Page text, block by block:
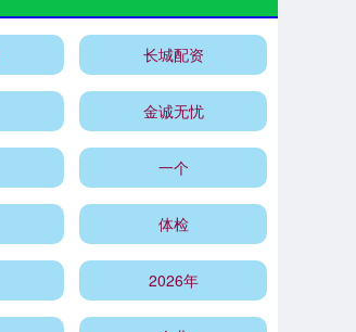
长城配资
金诚无忧
一个
体检
2026年